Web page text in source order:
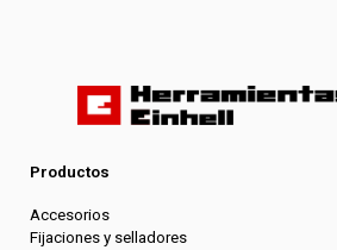
Productos
Accesorios
Fijaciones y selladores